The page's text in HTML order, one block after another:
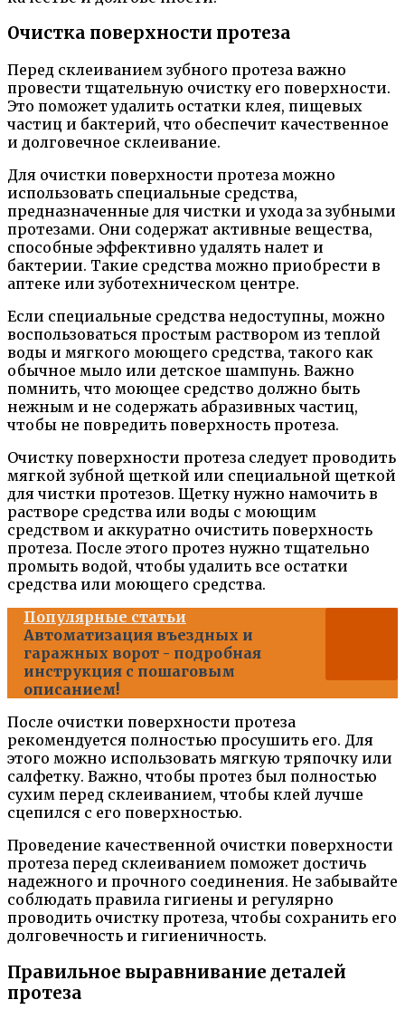
Очистка поверхности протеза
Перед склеиванием зубного протеза важно
провести тщательную очистку его поверхности.
Это поможет удалить остатки клея, пищевых
частиц и бактерий, что обеспечит качественное
и долговечное склеивание.
Для очистки поверхности протеза можно
использовать специальные средства,
предназначенные для чистки и ухода за зубными
протезами. Они содержат активные вещества,
способные эффективно удалять налет и
бактерии. Такие средства можно приобрести в
аптеке или зуботехническом центре.
Если специальные средства недоступны, можно
воспользоваться простым раствором из теплой
воды и мягкого моющего средства, такого как
обычное мыло или детское шампунь. Важно
помнить, что моющее средство должно быть
нежным и не содержать абразивных частиц,
чтобы не повредить поверхность протеза.
Очистку поверхности протеза следует проводить
мягкой зубной щеткой или специальной щеткой
для чистки протезов. Щетку нужно намочить в
растворе средства или воды с моющим
средством и аккуратно очистить поверхность
протеза. После этого протез нужно тщательно
промыть водой, чтобы удалить все остатки
средства или моющего средства.
Популярные статьи
Автоматизация въездных и
гаражных ворот - подробная
инструкция с пошаговым
описанием!
После очистки поверхности протеза
рекомендуется полностью просушить его. Для
этого можно использовать мягкую тряпочку или
салфетку. Важно, чтобы протез был полностью
сухим перед склеиванием, чтобы клей лучше
сцепился с его поверхностью.
Проведение качественной очистки поверхности
протеза перед склеиванием поможет достичь
надежного и прочного соединения. Не забывайте
соблюдать правила гигиены и регулярно
проводить очистку протеза, чтобы сохранить его
долговечность и гигиеничность.
Правильное выравнивание деталей
протеза